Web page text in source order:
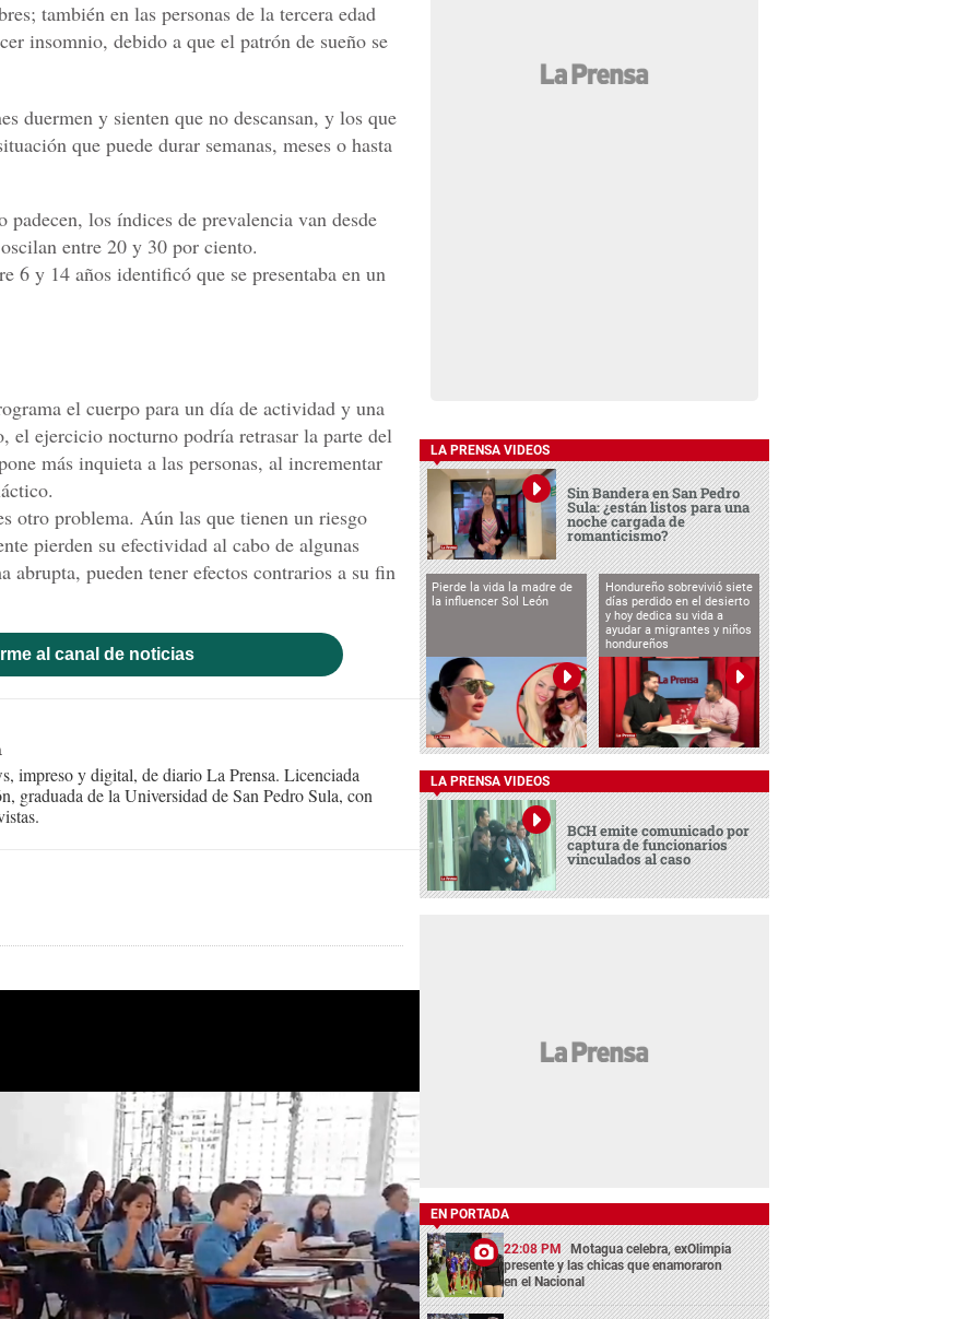
también en las personas de la tercera edad
insomnio, debido a que el patrón de sueño se
duermen y sienten que no descansan, y los que
que puede durar semanas, meses o hasta
los índices de prevalencia van desde
entre 20 y 30 por ciento.
6 y 14 años identificó que se presentaba en un
el cuerpo para un día de actividad y una
el ejercicio nocturno podría retrasar la parte del
más inquieta a las personas, al incrementar
otro problema. Aún las que tienen un riesgo
pierden su efectividad al cabo de algunas
abrupta, pueden tener efectos contrarios a su fin
al canal de noticias
impreso y digital, de diario La Prensa. Licenciada
graduada de la Universidad de San Pedro Sula, con
LA PRENSA VIDEOS
Sin Bandera en San Pedro
Sula: ¿están listos para una
noche cargada de
romanticismo?
Pierde la vida la madre de
la influencer Sol León
Hondureño sobrevivió siete
días perdido en el desierto
y hoy dedica su vida a
ayudar a migrantes y niños
hondureños
LA PRENSA VIDEOS
BCH emite comunicado por
captura de funcionarios
vinculados al caso
EN PORTADA
22:08 PM Motagua celebra, exOlimpia
presente y las chicas que enamoraron
en el Nacional